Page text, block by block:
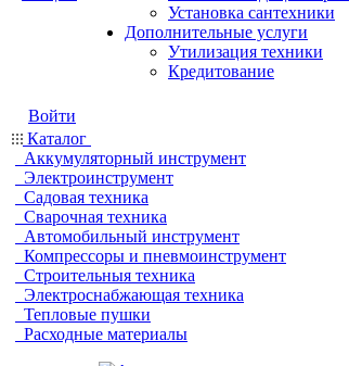
Установка сантехники
Дополнительные услуги
Утилизация техники
Кредитование
Войти
Каталог
Аккумуляторный инструмент
Электроинструмент
Садовая техника
Сварочная техника
Автомобильный инструмент
Компрессоры и пневмоинструмент
Строительныя техника
Электроснабжающая техника
Тепловые пушки
Расходные материалы